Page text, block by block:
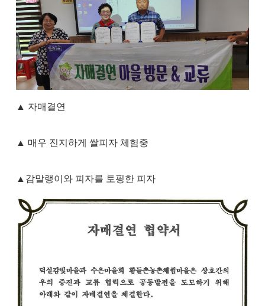
▲ 자매결연
▲ 매우 진지하게 쌀피자 체험중
▲감말랭이와 피자를 토핑한 피자